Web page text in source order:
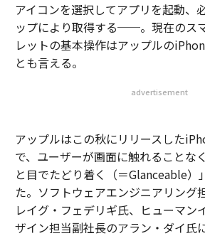
アイコンを選択してアプリを起動、
ップにより取得する──。現在のス
レットの基本操作はアップルの
とも言える。
advertisement
アップルはこの秋にリリースした
で、ユーザーが画面に触れることな
と目でたどり着く（＝Glanceable）
た。ソフトウェアエンジニアリング
レイグ・フェデリギ氏、ヒューマン
ザイン担当副社長のアラン・ダイ氏